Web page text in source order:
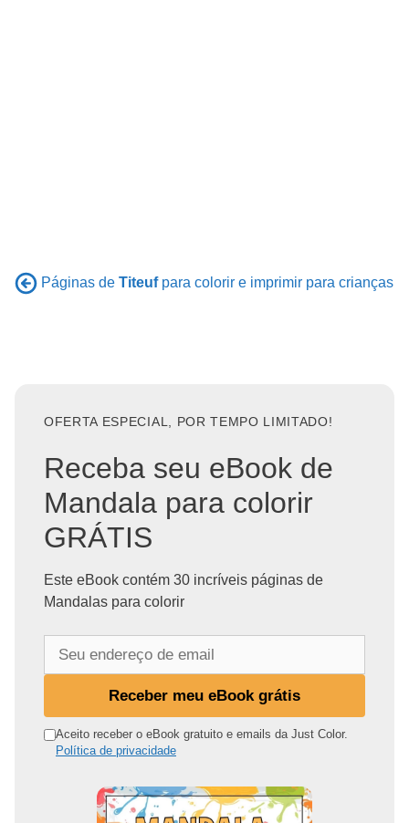
Páginas de Titeufpara colorir e imprimir para crianças
OFERTA ESPECIAL, POR TEMPO LIMITADO!
Receba seu eBook de
Mandala para colorir
GRÁTIS
Este eBook contém 30 incríveis páginas de
Mandalas para colorir
n
Receber meu eBook grátis
Aceito receber o eBook gratuito e emails da Just Color.
Política de privacidade